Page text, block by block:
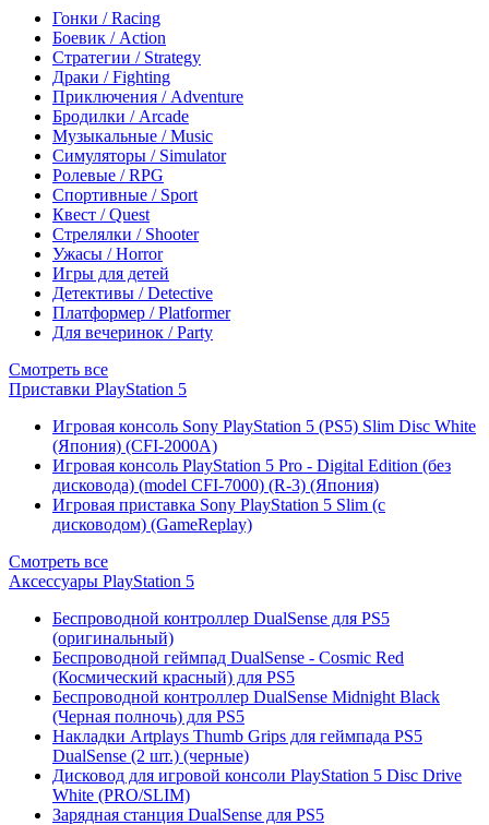
Гонки / Racing
Боевик / Action
Стратегии / Strategy
Драки / Fighting
Приключения / Adventure
Бродилки / Arcade
Музыкальные / Music
Симуляторы / Simulator
Ролевые / RPG
Спортивные / Sport
Квест / Quest
Стрелялки / Shooter
Ужасы / Horror
Игры для детей
Детективы / Detective
Платформер / Platformer
Для вечеринок / Party
Смотреть все
Приставки PlayStation 5
Игровая консоль Sony PlayStation 5 (PS5) Slim Disc White
(Япония) (CFI-2000A)
Игровая консоль PlayStation 5 Pro - Digital Edition (без
дисковода) (model CFI-7000) (R-3) (Япония)
Игровая приставка Sony PlayStation 5 Slim (с
дисководом) (GameReplay)
Смотреть все
Аксессуары PlayStation 5
Беспроводной контроллер DualSense для PS5
(оригинальный)
Беспроводной геймпад DualSense - Cosmic Red
(Космический красный) для PS5
Беспроводной контроллер DualSense Midnight Black
(Черная полночь) для PS5
Накладки Artplays Thumb Grips для геймпада PS5
DualSense (2 шт.) (черные)
Дисковод для игровой консоли PlayStation 5 Disc Drive
White (PRO/SLIM)
Зарядная станция DualSense для PS5